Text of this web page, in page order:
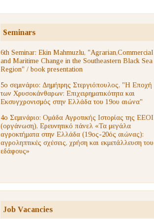
Seminars
6th Seminar: Ekin Mahmuzlu, "Agrarian,Commercial
and Maritime Change in the Southeastern Black Sea
Region" / book presentation
5ο σεμινάριο: Δημήτρης Στεργιόπουλος, "Η Εποχή
των Χρυσοκάνθαρων: Επιχειρηματικότητα και
Εκσυγχρονισμός στην Ελλάδα του 19ου αιώνα"
4ο Σεμινάριο: Ομάδα Αγροτικής Ιστορίας της ΕΕΟΙ
(οργάνωση), Ερευνητικό πάνελ «Τα μεγάλα
αγροκτήματα στην Ελλάδα (19ος-20ός αιώνας):
αγροληπτικές σχέσεις, χρήση και εκμετάλλευση του
εδάφους»
Job Vacancies